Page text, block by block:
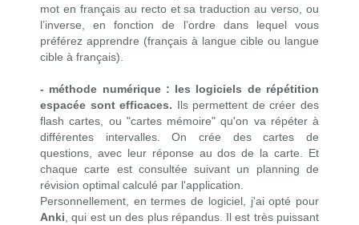
mot en français au recto et sa traduction au verso, ou
l’inverse, en fonction de l’ordre dans lequel vous
préférez apprendre (français à langue cible ou langue
cible à français).
- méthode numérique : les logiciels de répétition
espacée sont efficaces. Ils permettent de créer des
flash cartes, ou "cartes mémoire" qu'on va répéter à
différentes intervalles. On crée des cartes de
questions, avec leur réponse au dos de la carte. Et
chaque carte est consultée suivant un planning de
révision optimal calculé par l'application.
Personnellement, en termes de logiciel, j'ai opté pour
Anki qui est un des plus répandus. Il est très puissant